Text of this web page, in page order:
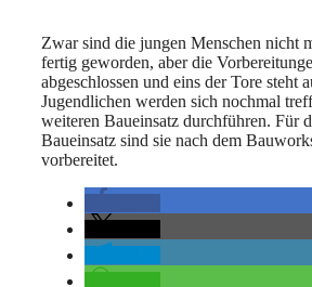
Zwar sind die jungen Menschen nicht
fertig geworden, aber die
abgeschlossen und eins der Tore steht
Jugendlichen werden sich nochmal
weiteren Baueinsatz durchführen. Für
Baueinsatz sind sie nach dem
vorbereitet.